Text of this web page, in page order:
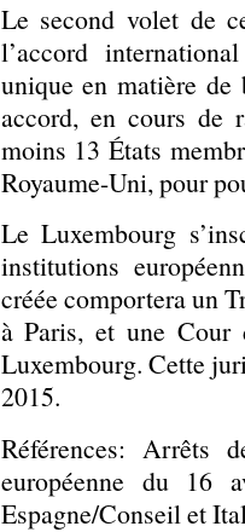
Le second volet de
l’accord
unique en matière
accord, en cours de
moins 13 États
Royaume-Uni, pour
Le Luxembourg
institutions
créée comportera un
à Paris, et une Cour
Luxembourg. Cette
2015.
Références: Arrêts
européenne du 16
Espagne/Conseil et